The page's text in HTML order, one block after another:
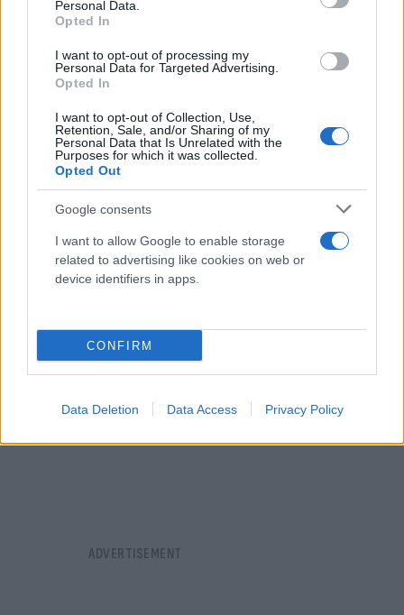
Personal Data.
Opted In
I want to opt-out of processing my
Personal Data for Targeted Advertising.
Opted In
I want to opt-out of Collection, Use,
Retention, Sale, and/or Sharing of my
Personal Data that Is Unrelated with the
Purposes for which it was collected.
Opted Out
Google consents
I want to allow Google to enable storage
related to advertising like cookies on web or
device identifiers in apps.
CONFIRM
Data Deletion Data Access Privacy Policy
Η χαμηλή στάθμη του Δούναβη στη
Βουλγαρία αποκάλυψε τη γέφυρα του
Μεγάλου Κωνσταντίνου